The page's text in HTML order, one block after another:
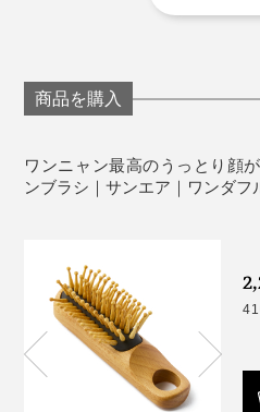
シ』を活用する、ドッグト
ると、
ほめること…、つまり身体を
いることが多いようです。
のは、たまには良いのですが
いる状態は健康に良くありま
「それでも嫌がる場合は、
丁寧な修理に、感激のお手紙が届くことも多
アフターケアがあるので安
で、修理は有償でおこなって
ブラッシング中、何度か緊張
はじめの“塩対応”はどこへ
かなか触らせてくれない部
できました。
そのまま30分くらい続ける
商品を購入
ワンニャン最高のうっとり顔
ンブラシ｜サンエア｜ワンダフ